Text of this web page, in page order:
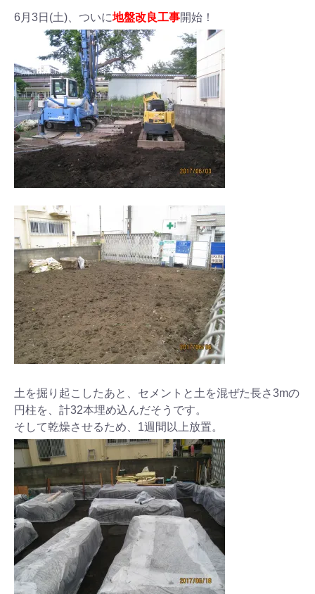
6月3日(土)、ついに地盤改良工事開始！
土を掘り起こしたあと、セメントと土を混ぜた長さ3mの
円柱を、計32本埋め込んだそうです。
そして乾燥させるため、1週間以上放置。